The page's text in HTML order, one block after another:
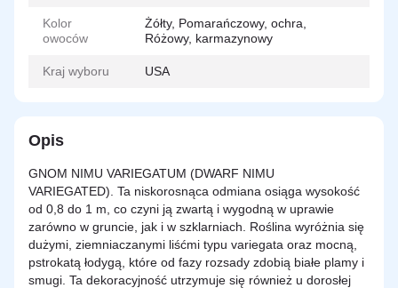
Kolor
owoców
Żółty, Pomarańczowy, ochra,
Różowy, karmazynowy
Kraj wyboru USA
Opis
GNOM NIMU VARIEGATUM (DWARF NIMU
VARIEGATED). Ta niskorosnąca odmiana osiąga wysokość
od 0,8 do 1 m, co czyni ją zwartą i wygodną w uprawie
zarówno w gruncie, jak i w szklarniach. Roślina wyróżnia się
dużymi, ziemniaczanymi liśćmi typu variegata oraz mocną,
pstrokatą łodygą, które od fazy rozsady zdobią białe plamy i
smugi. Ta dekoracyjność utrzymuje się również u dorosłej